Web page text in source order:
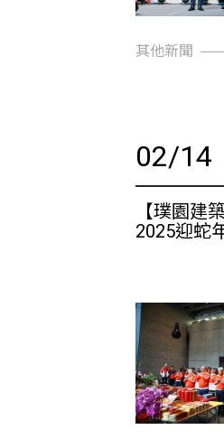
其他新聞
02/14
【璞園建
2025迎蛇